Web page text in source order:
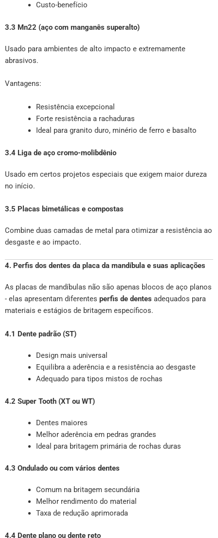
Custo-benefício
3.3 Mn22 (aço com manganês superalto)
Usado para ambientes de alto impacto e extremamente
abrasivos.
Vantagens:
Resistência excepcional
Forte resistência a rachaduras
Ideal para granito duro, minério de ferro e basalto
3.4 Liga de aço cromo-molibdênio
Usado em certos projetos especiais que exigem maior dureza
no início.
3.5 Placas bimetálicas e compostas
Combine duas camadas de metal para otimizar a resistência ao
desgaste e ao impacto.
4. Perfis dos dentes da placa da mandíbula e suas aplicações
As placas de mandíbulas não são apenas blocos de aço planos
- elas apresentam diferentes perfis de dentes adequados para
materiais e estágios de britagem específicos.
4.1 Dente padrão (ST)
Design mais universal
Equilibra a aderência e a resistência ao desgaste
Adequado para tipos mistos de rochas
4.2 Super Tooth (XT ou WT)
Dentes maiores
Melhor aderência em pedras grandes
Ideal para britagem primária de rochas duras
4.3 Ondulado ou com vários dentes
Comum na britagem secundária
Melhor rendimento do material
Taxa de redução aprimorada
4.4 Dente plano ou dente reto